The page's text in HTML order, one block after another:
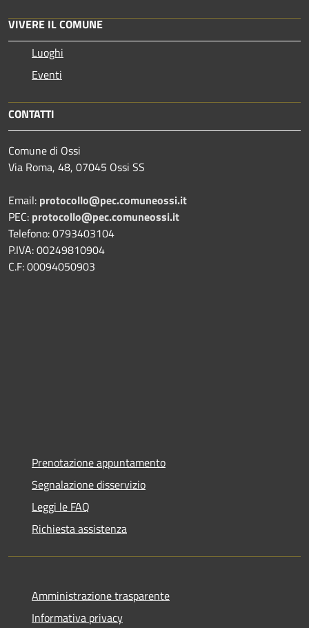
VIVERE IL COMUNE
Luoghi
Eventi
CONTATTI
Comune di Ossi
Via Roma, 48, 07045 Ossi SS
Email: protocollo@pec.comuneossi.it
PEC: protocollo@pec.comuneossi.it
Telefono: 0793403104
P.IVA: 00249810904
C.F: 00094050903
Prenotazione appuntamento
Segnalazione disservizio
Leggi le FAQ
Richiesta assistenza
Amministrazione trasparente
Informativa privacy